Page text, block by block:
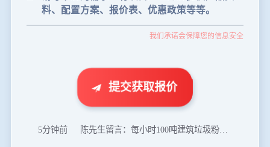
我们承诺会保障您的信息安全
提交获取报价
35分钟前 张先生留言：碎石机有几种型号？碎石机械设备一套价格？
武先生留言：年产100万吨机制砂，用什么设备？
王先生留言：建一条石料破碎生产线，规模300吨/小时，提供设备选型和报价。
陈先生留言：每小时100吨建筑垃圾粉碎机？推荐用什么型号？
8分钟前 杨先生留言：69鄂破每小时产量多少？参数和工作视频。